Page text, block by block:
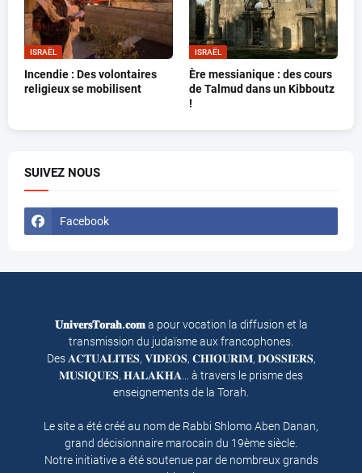
ISRAËL
Incendie : Des volontaires
religieux se mobilisent
ISRAËL
Ère messianique : des cours
de Talmud dans un Kibboutz
!
SUIVEZ NOUS
Facebook
𝐔𝐧𝐢𝐯𝐞𝐫𝐬𝐓𝐨𝐫𝐚𝐡.𝐜𝐨𝐦a pour vocation la diffusion et la
transmission du judaïsme aux francophones.
Des 𝐀𝐂𝐓𝐔𝐀𝐋𝐈𝐓𝐄𝐒, 𝐕𝐈𝐃𝐄𝐎𝐒, 𝐂𝐇𝐈𝐎𝐔𝐑𝐈𝐌, 𝐃𝐎𝐒𝐒𝐈𝐄𝐑𝐒,
𝐌𝐔𝐒𝐈𝐐𝐔𝐄𝐒, 𝐇𝐀𝐋𝐀𝐊𝐇𝐀… à travers le prisme des
enseignements de la Torah.
Le site a été créé au nom de Rabbi Shlomo Aben Danan,
grand décisionnaire marocain du 19ème siècle.
Notre initiative a été soutenue par de nombreux grands